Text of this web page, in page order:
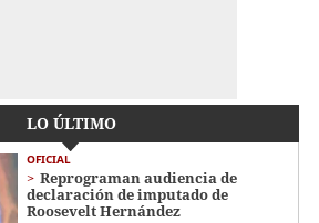
LO ÚLTIMO
OFICIAL
Reprograman audiencia de
declaración de imputado de
Roosevelt Hernández